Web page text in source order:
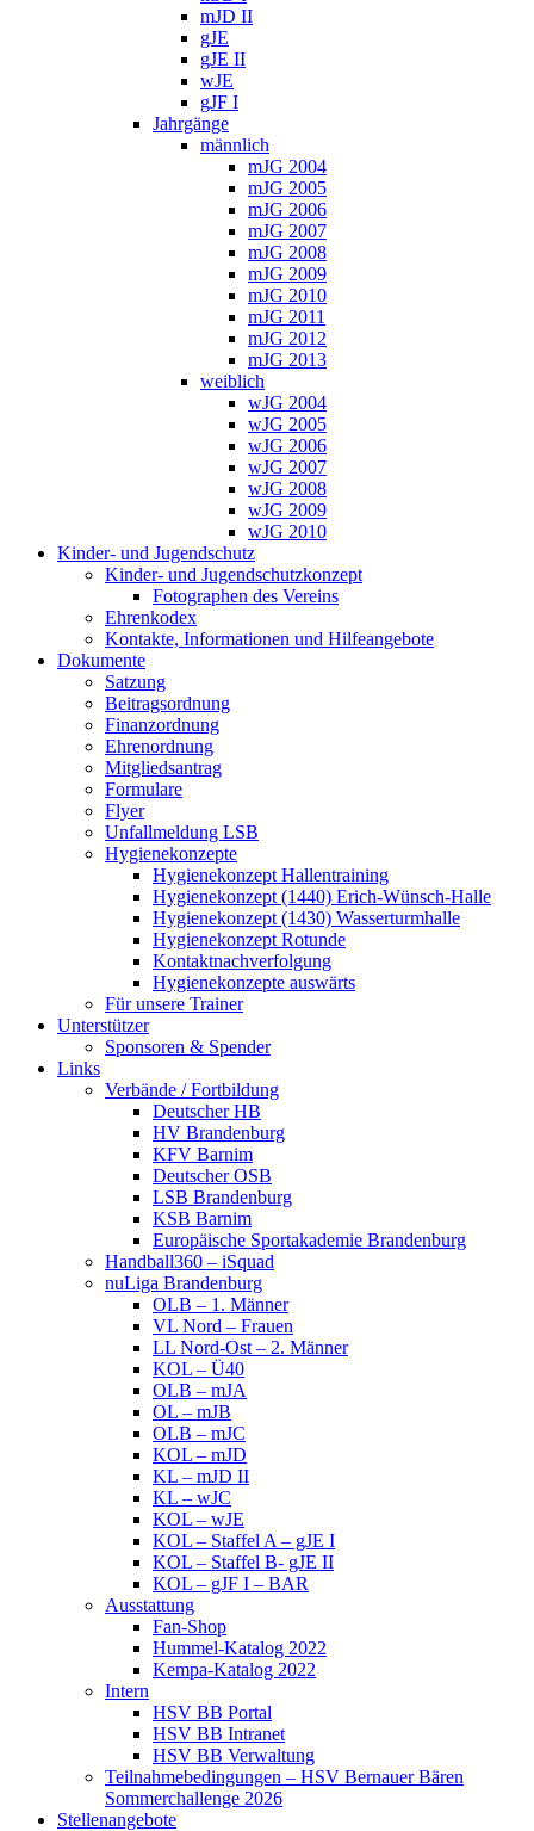
mJD II
gJE
gJE II
wJE
gJF I
Jahrgänge
männlich
mJG 2004
mJG 2005
mJG 2006
mJG 2007
mJG 2008
mJG 2009
mJG 2010
mJG 2011
mJG 2012
mJG 2013
weiblich
wJG 2004
wJG 2005
wJG 2006
wJG 2007
wJG 2008
wJG 2009
wJG 2010
Kinder- und Jugendschutz
Kinder- und Jugendschutzkonzept
Fotographen des Vereins
Ehrenkodex
Kontakte, Informationen und Hilfeangebote
Dokumente
Satzung
Beitragsordnung
Finanzordnung
Ehrenordnung
Mitgliedsantrag
Formulare
Flyer
Unfallmeldung LSB
Hygienekonzepte
Hygienekonzept Hallentraining
Hygienekonzept (1440) Erich-Wünsch-Halle
Hygienekonzept (1430) Wasserturmhalle
Hygienekonzept Rotunde
Kontaktnachverfolgung
Hygienekonzepte auswärts
Für unsere Trainer
Unterstützer
Sponsoren & Spender
Links
Verbände / Fortbildung
Deutscher HB
HV Brandenburg
KFV Barnim
Deutscher OSB
LSB Brandenburg
KSB Barnim
Europäische Sportakademie Brandenburg
Handball360 – iSquad
nuLiga Brandenburg
OLB – 1. Männer
VL Nord – Frauen
LL Nord-Ost – 2. Männer
KOL – Ü40
OLB – mJA
OL – mJB
OLB – mJC
KOL – mJD
KL – mJD II
KL – wJC
KOL – wJE
KOL – Staffel A – gJE I
KOL – Staffel B- gJE II
KOL – gJF I – BAR
Ausstattung
Fan-Shop
Hummel-Katalog 2022
Kempa-Katalog 2022
Intern
HSV BB Portal
HSV BB Intranet
HSV BB Verwaltung
Teilnahmebedingungen – HSV Bernauer Bären
Sommerchallenge 2026
Stellenangebote